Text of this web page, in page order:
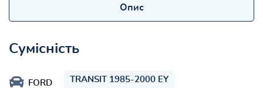
Опис
Сумісність
FORD TRANSIT 1985-2000 EY